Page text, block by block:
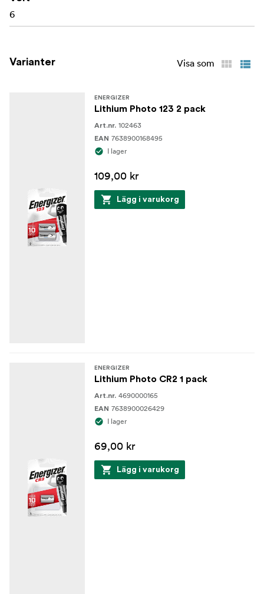
6
Varianter Visa som
ENERGIZER
Lithium Photo 123 2 pack
Art.nr. 102463
EAN 7638900168495
I lager
109,00 kr
Lägg i varukorg
ENERGIZER
Lithium Photo CR2 1 pack
Art.nr. 4690000165
EAN 7638900026429
I lager
69,00 kr
Lägg i varukorg